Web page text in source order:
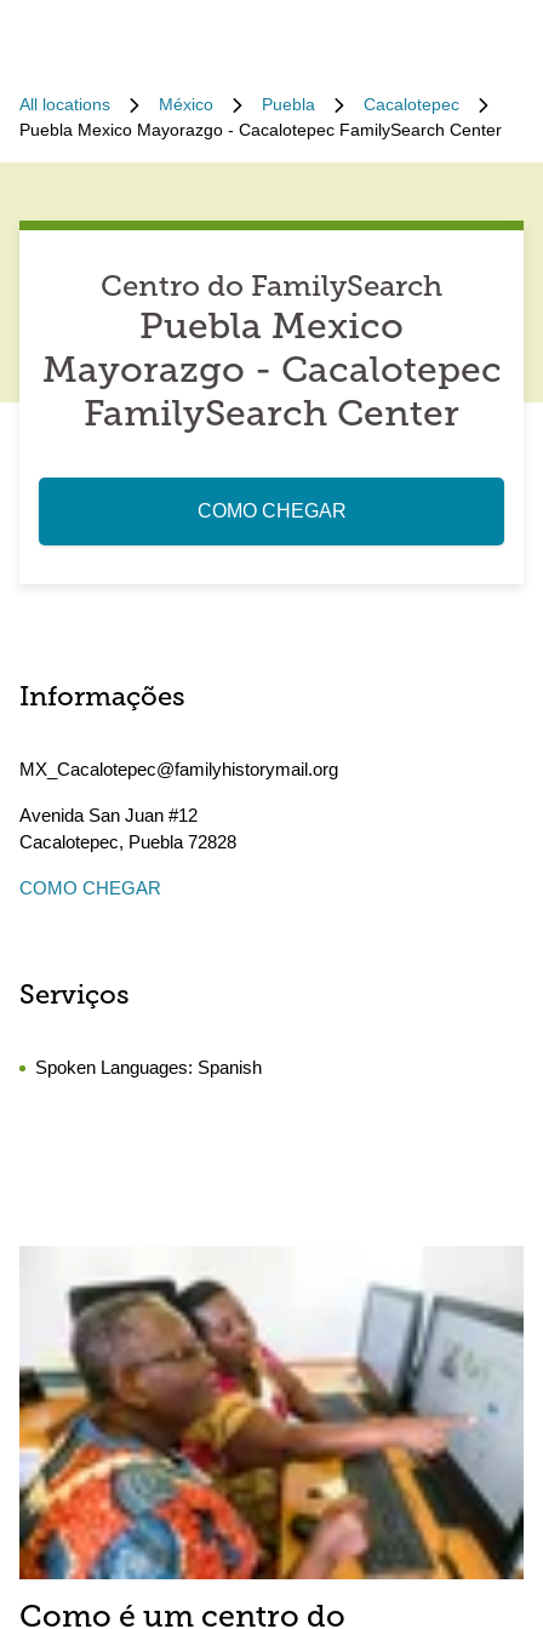
All locations México Puebla
Cacalotepec
Puebla Mexico Mayorazgo - Cacalotepec FamilySearch Center
Centro do FamilySearch
Puebla Mexico
Mayorazgo - Cacalotepec
FamilySearch Center
COMO CHEGAR
Informações
MX_Cacalotepec@familyhistorymail.org
Avenida San Juan #12
Cacalotepec, Puebla 72828
COMO CHEGAR
Serviços
Spoken Languages: Spanish
Como é um centro do